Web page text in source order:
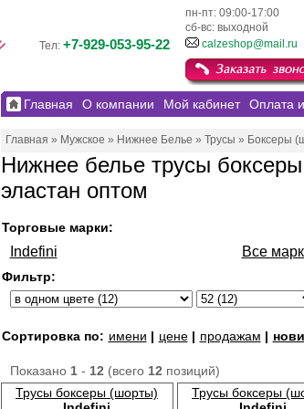
пн-пт: 09:00-17:00
сб-вс: выходной
Тел: +7-929-053-95-22 calzeshop@mail.ru
Главная О компании Мой кабинет Оплата
Главная » Мужское » Нижнее Белье » Трусы » Боксеры
Нижнее белье трусы
эластан оптом
Торговые марки:
Indefini Все
Фильтр:
Сортировка по: имени | цене| продажам |
Показано 1- 12(всего 12позиций)
Трусы боксеры (шорты)
Трусы боксеры